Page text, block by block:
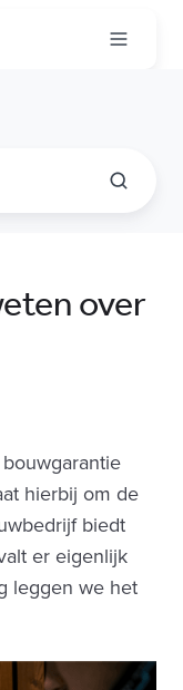
over
hierbij om de
biedt
er eigenlijk
leggen we het